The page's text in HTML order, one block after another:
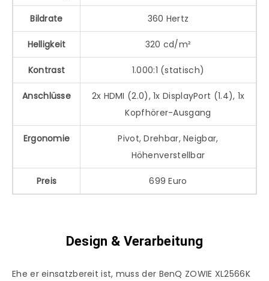
Bildrate 360 Hertz
Helligkeit 320 cd/m²
Kontrast 1.000:1 (statisch)
Anschlüsse
2x HDMI (2.0), 1x DisplayPort (1.4), 1x
Kopfhörer-Ausgang
Ergonomie
Pivot, Drehbar, Neigbar,
Höhenverstellbar
Preis 699 Euro
Design & Verarbeitung
Ehe er einsatzbereit ist, muss der BenQ ZOWIE XL2566K